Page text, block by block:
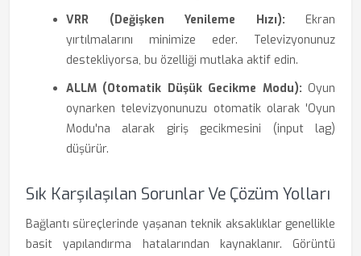
VRR (Değişken Yenileme Hızı): Ekran
yırtılmalarını minimize eder. Televizyonunuz
destekliyorsa, bu özelliği mutlaka aktif edin.
ALLM (Otomatik Düşük Gecikme Modu): Oyun
oynarken televizyonunuzu otomatik olarak 'Oyun
Modu'na alarak giriş gecikmesini (input lag)
düşürür.
Sık Karşılaşılan Sorunlar Ve Çözüm Yolları
Bağlantı süreçlerinde yaşanan teknik aksaklıklar genellikle
basit yapılandırma hatalarından kaynaklanır. Görüntü